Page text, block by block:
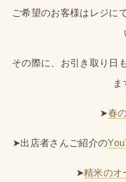
ご希望のお客様はレジに
その際に、お引き取り日
ま
➤春
➤出店者さんご紹介の
➤精米のオ